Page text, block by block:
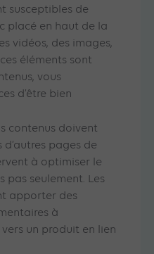
susceptibles de
placé en haut de la
vidéos, des images,
éléments sont
vous
d’être bien
contenus doivent
d’autres pages de
à optimiser le
pas seulement. Les
apporter des
à
un produit en lien